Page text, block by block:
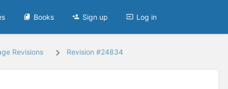
Books Sign up Log in
Revisions Revision #24834